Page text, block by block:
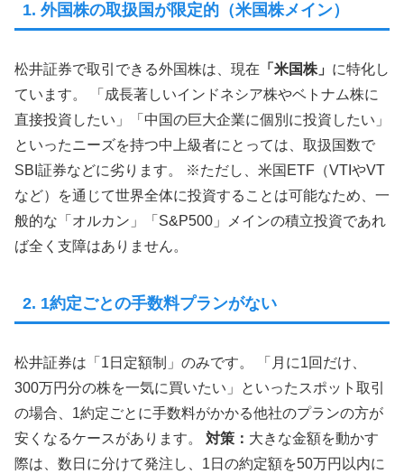
1. 外国株の取扱国が限定的（米国株メイン）
松井証券で取引できる外国株は、現在 「米国株」 に特化し
ています。 「成長著しいインドネシア株やベトナム株に
直接投資したい」「中国の巨大企業に個別に投資したい」
といったニーズを持つ中上級者にとっては、取扱国数で
SBI証券などに劣ります。 ※ただし、米国ETF（VTIやVT
など）を通じて世界全体に投資することは可能なため、一
般的な「オルカン」「S&P500」メインの積立投資であれ
ば全く支障はありません。
2. 1約定ごとの手数料プランがない
松井証券は「1日定額制」のみです。 「月に1回だけ、
300万円分の株を一気に買いたい」といったスポット取引
の場合、1約定ごとに手数料がかかる他社のプランの方が
安くなるケースがあります。 対策： 大きな金額を動かす
際は、数日に分けて発注し、1日の約定額を50万円以内に